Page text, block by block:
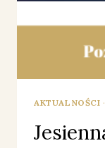
AKTUALNOŚCI